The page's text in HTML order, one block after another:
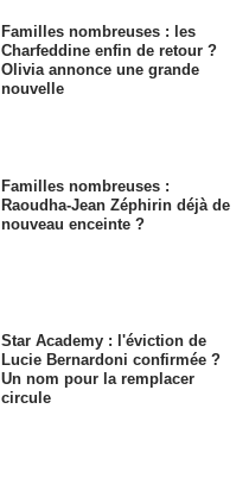
Familles nombreuses : les
Charfeddine enfin de retour ?
Olivia annonce une grande
nouvelle
Familles nombreuses :
Raoudha-Jean Zéphirin déjà de
nouveau enceinte ?
Star Academy : l'éviction de
Lucie Bernardoni confirmée ?
Un nom pour la remplacer
circule